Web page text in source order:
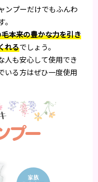
ンプーだけでもふんわ
本来の豊かな力を引き
れるでしょう。
人も安心して使用でき
いる方はぜひ一度使用